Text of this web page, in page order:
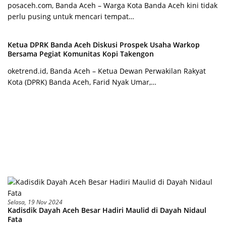
posaceh.com, Banda Aceh – Warga Kota Banda Aceh kini tidak
perlu pusing untuk mencari tempat…
Ketua DPRK Banda Aceh Diskusi Prospek Usaha Warkop
Bersama Pegiat Komunitas Kopi Takengon
oketrend.id, Banda Aceh – Ketua Dewan Perwakilan Rakyat
Kota (DPRK) Banda Aceh, Farid Nyak Umar,…
Selasa, 19 Nov 2024
Kadisdik Dayah Aceh Besar Hadiri Maulid di Dayah Nidaul
Fata